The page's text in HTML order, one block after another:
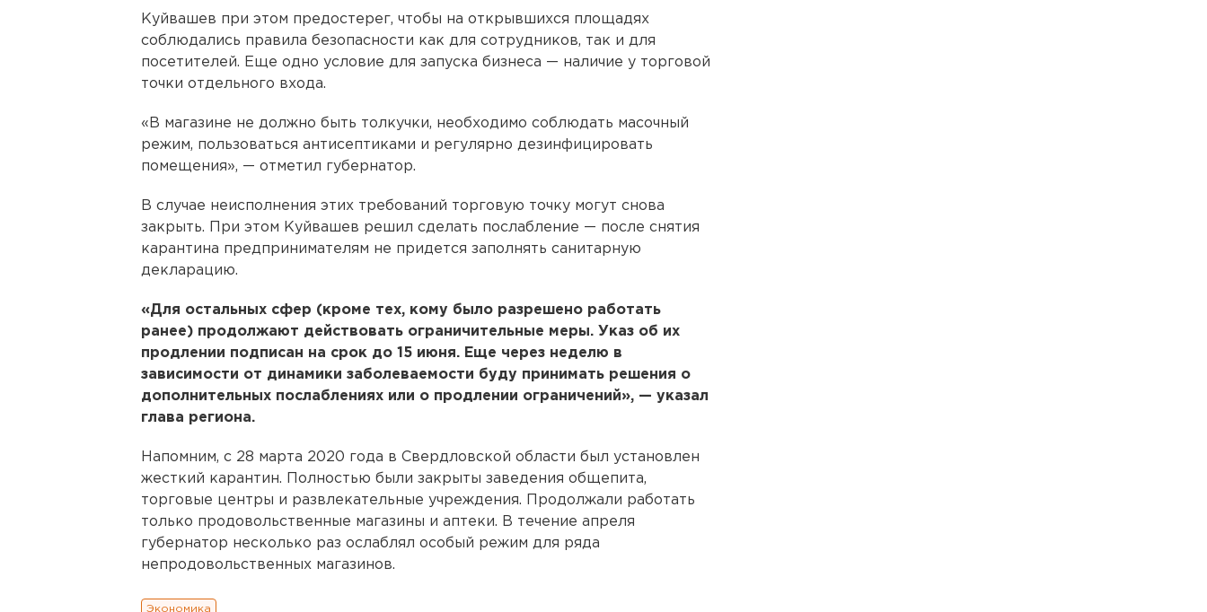
Куйвашев при этом предостерег, чтобы на открывшихся площадях
соблюдались правила безопасности как для сотрудников, так и для
посетителей. Еще одно условие для запуска бизнеса — наличие у торговой
точки отдельного входа.
«В магазине не должно быть толкучки, необходимо соблюдать масочный
режим, пользоваться антисептиками и регулярно дезинфицировать
помещения», — отметил губернатор.
В случае неисполнения этих требований торговую точку могут снова
закрыть. При этом Куйвашев решил сделать послабление — после снятия
карантина предпринимателям не придется заполнять санитарную
декларацию.
«Для остальных сфер (кроме тех, кому было разрешено работать
ранее) продолжают действовать ограничительные меры. Указ об их
продлении подписан на срок до 15 июня. Еще через неделю в
зависимости от динамики заболеваемости буду принимать решения о
дополнительных послаблениях или о продлении ограничений», — указал
глава региона.
Напомним, с 28 марта 2020 года в Свердловской области был установлен
жесткий карантин. Полностью были закрыты заведения общепита,
торговые центры и развлекательные учреждения. Продолжали работать
только продовольственные магазины и аптеки. В течение апреля
губернатор несколько раз ослаблял особый режим для ряда
непродовольственных магазинов.
Экономика